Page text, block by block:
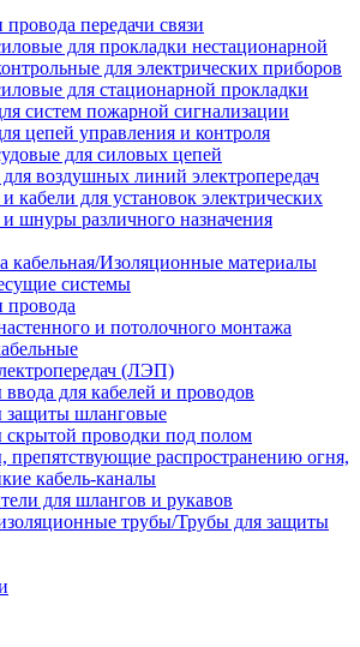
передачи связи
для прокладки нестационарной
для электрических приборов
для стационарной прокладки
систем пожарной сигнализации
цепей управления и контроля
для силовых цепей
воздушных линий электропередач
кабели для установок электрических
шнуры различного назначения
кабельная/Изоляционные материалы
системы
провода
и потолочного монтажа
(ЛЭП)
для кабелей и проводов
защиты шланговые
проводки под полом
препятствующие распространению огня,
кабель-каналы
для шлангов и рукавов
трубы/Трубы для защиты